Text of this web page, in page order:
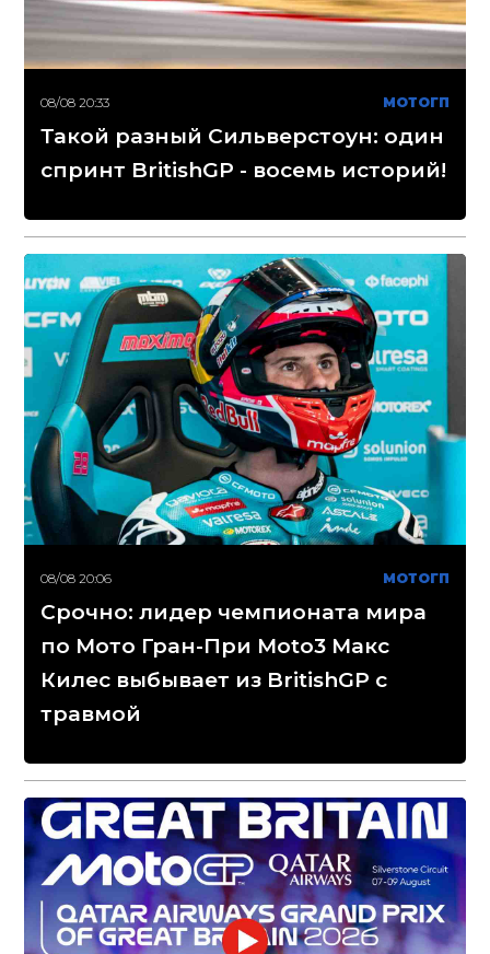
08/08 20:33 МОТОГП
Такой разный Сильверстоун: один
спринт BritishGP - восемь историй!
08/08 20:06 МОТОГП
Срочно: лидер чемпионата мира
по Мото Гран-При Moto3 Макс
Килес выбывает из BritishGP с
травмой